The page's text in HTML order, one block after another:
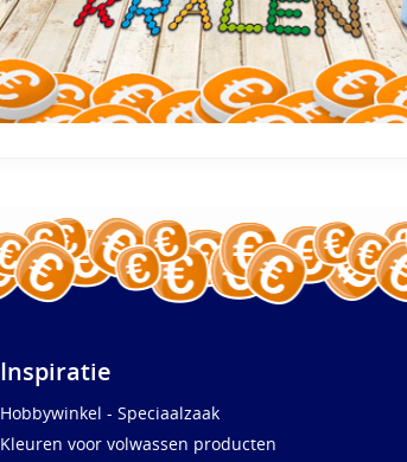
Inspiratie
Hobbywinkel - Speciaalzaak
Kleuren voor volwassen producten